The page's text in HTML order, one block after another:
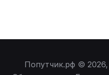
Попутчик.рф ©